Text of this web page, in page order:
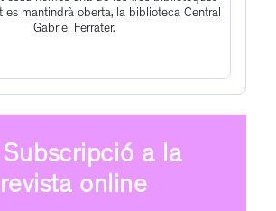
es mantindrà oberta, la biblioteca Central
Gabriel Ferrater.
Subscripció a la
revista online